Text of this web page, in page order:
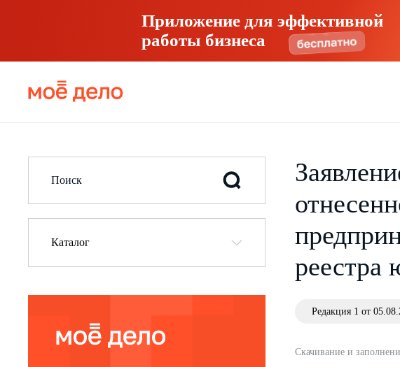
Приложение для эффективной
работы бизнеса
Каталог
реестра
Редакция 1 от
Скачивание и